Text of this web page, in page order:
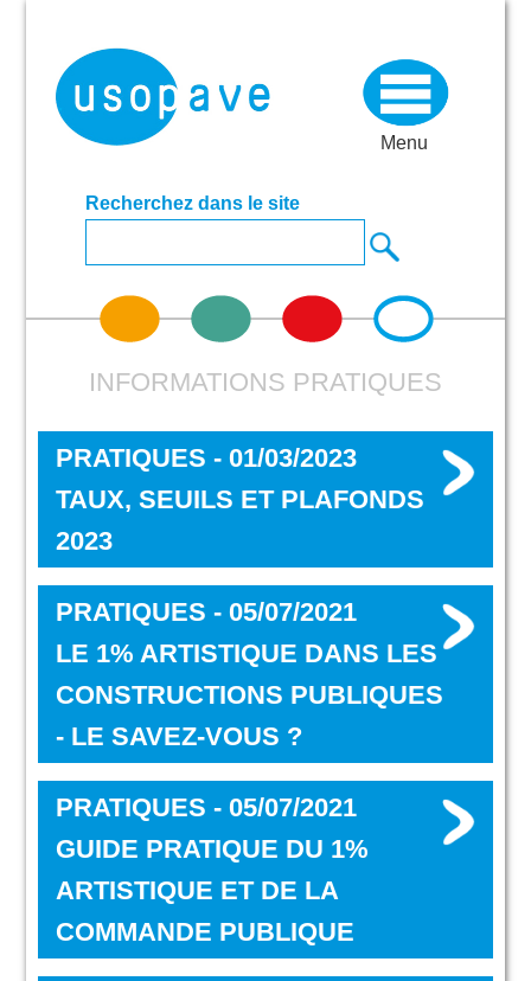
Menu
Recherchez dans le site
INFORMATIONS PRATIQUES
PRATIQUES - 01/03/2023
TAUX, SEUILS ET PLAFONDS
2023
PRATIQUES - 05/07/2021
LE 1% ARTISTIQUE DANS LES
CONSTRUCTIONS PUBLIQUES
- LE SAVEZ-VOUS ?
PRATIQUES - 05/07/2021
GUIDE PRATIQUE DU 1%
ARTISTIQUE ET DE LA
COMMANDE PUBLIQUE